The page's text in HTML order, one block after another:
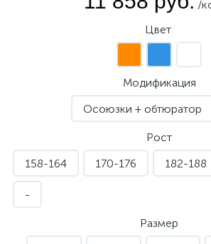
/
Цвет
Модификация
Осоюзки + обтюратор
Рост
158-164
170-176 182-188
-
Размер